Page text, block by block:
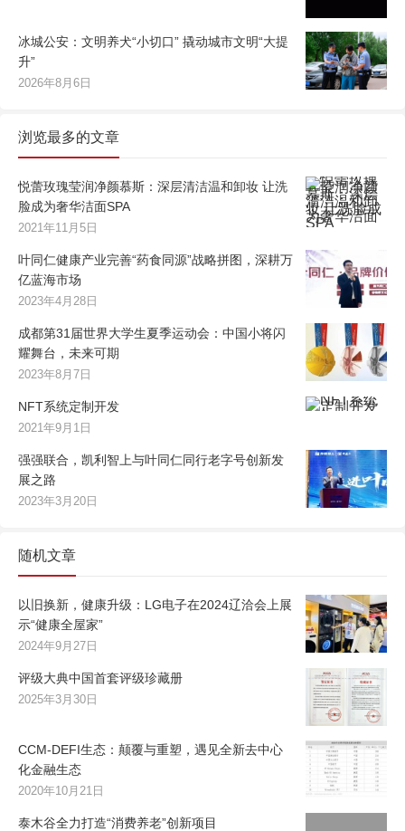
冰城公安：文明养犬“小切口” 撬动城市文明“大提
升”
2026年8月6日
浏览最多的文章
悦蕾玫瑰莹润净颜慕斯：深层清洁温和卸妆 让洗
脸成为奢华洁面SPA
2021年11月5日
叶同仁健康产业完善“药食同源”战略拼图，深耕万
亿蓝海市场
2023年4月28日
成都第31届世界大学生夏季运动会：中国小将闪
耀舞台，未来可期
2023年8月7日
NFT系统定制开发
2021年9月1日
强强联合，凯利智上与叶同仁同行老字号创新发
展之路
2023年3月20日
随机文章
以旧换新，健康升级：LG电子在2024辽洽会上展
示“健康全屋家”
2024年9月27日
评级大典中国首套评级珍藏册
2025年3月30日
CCM-DEFI生态：颠覆与重塑，遇见全新去中心
化金融生态
2020年10月21日
泰木谷全力打造“消费养老”创新项目